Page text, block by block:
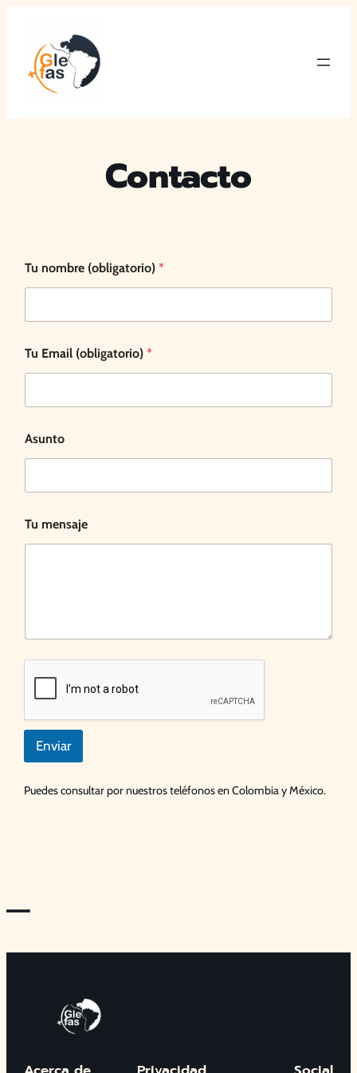
contenido
Contacto
Tu nombre (obligatorio)*
Tu Email (obligatorio)*
Asunto
Tu mensaje
Enviar
Puedes consultar por nuestros teléfonos en Colombia y México.
—